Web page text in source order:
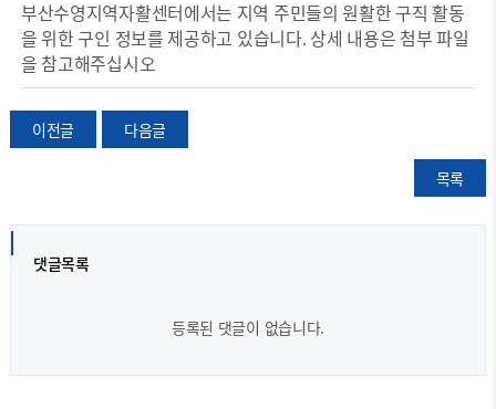
부산수영지역자활센터에서는 지역 주민들의 원활한 구직 활동
을 위한 구인 정보를 제공하고 있습니다. 상세 내용은 첨부 파일
을 참고해주십시오
이전글 다음글
목록
댓글목록
등록된 댓글이 없습니다.